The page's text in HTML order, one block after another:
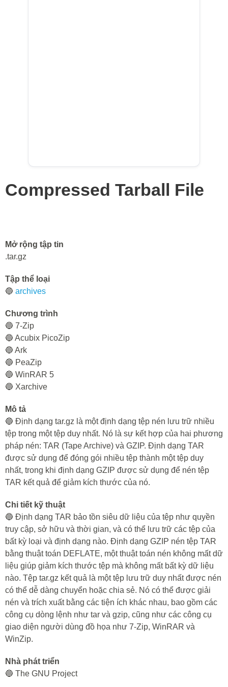
Compressed Tarball File
Mở rộng tập tin
.tar.gz
Tập thể loại
🔵 archives
Chương trình
🔵 7-Zip
🔵 Acubix PicoZip
🔵 Ark
🔵 PeaZip
🔵 WinRAR 5
🔵 Xarchive
Mô tả
🔵 Định dạng tar.gz là một định dạng tệp nén lưu trữ nhiều
tệp trong một tệp duy nhất. Nó là sự kết hợp của hai phương
pháp nén: TAR (Tape Archive) và GZIP. Định dạng TAR
được sử dụng để đóng gói nhiều tệp thành một tệp duy
nhất, trong khi định dạng GZIP được sử dụng để nén tệp
TAR kết quả để giảm kích thước của nó.
Chi tiết kỹ thuật
🔵 Định dạng TAR bảo tồn siêu dữ liệu của tệp như quyền
truy cập, sở hữu và thời gian, và có thể lưu trữ các tệp của
bất kỳ loại và định dạng nào. Định dạng GZIP nén tệp TAR
bằng thuật toán DEFLATE, một thuật toán nén không mất dữ
liệu giúp giảm kích thước tệp mà không mất bất kỳ dữ liệu
nào. Tệp tar.gz kết quả là một tệp lưu trữ duy nhất được nén
có thể dễ dàng chuyển hoặc chia sẻ. Nó có thể được giải
nén và trích xuất bằng các tiện ích khác nhau, bao gồm các
công cụ dòng lệnh như tar và gzip, cũng như các công cụ
giao diện người dùng đồ họa như 7-Zip, WinRAR và
WinZip.
Nhà phát triển
🔵 The GNU Project